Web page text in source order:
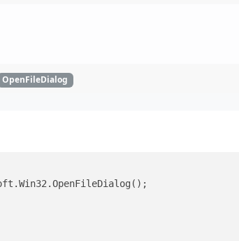
OpenFileDialog